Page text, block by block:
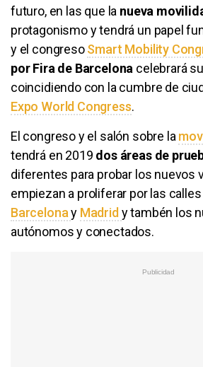
futuro, en las que la nueva
protagonismo y tendrá un papel
y el congresoSmart Mobility
por Fira de Barcelona celebrará
coincidiendo con la cumbre de
Expo World Congress.
El congreso y el salón sobre la
tendrá en 2019 dos áreas de
diferentes para probar los nuevos
empiezan a proliferar por las
Barcelonay Madridy tambén los
autónomos y conectados.